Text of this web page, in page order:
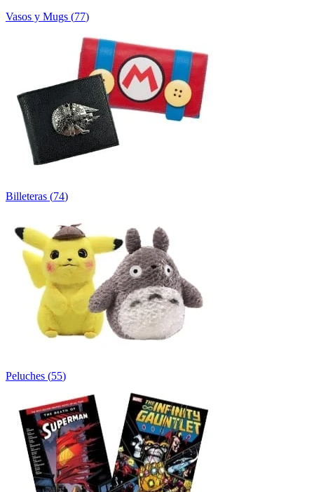
Vasos y Mugs (77)
Billeteras (74)
Peluches (55)